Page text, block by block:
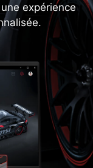
expérience